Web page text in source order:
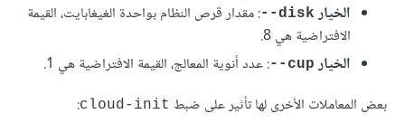
الخيار ‎--disk: مقدار قرص النظام بواحدة الغيغابايت، القيمة
الافتراضية هي 8.
الخيار ‎--cup: عدد أنوية المعالج، القيمة الافتراضية هي 1.
بعض المعاملات الأخرى لها تأثير على ضبط cloud-init
: